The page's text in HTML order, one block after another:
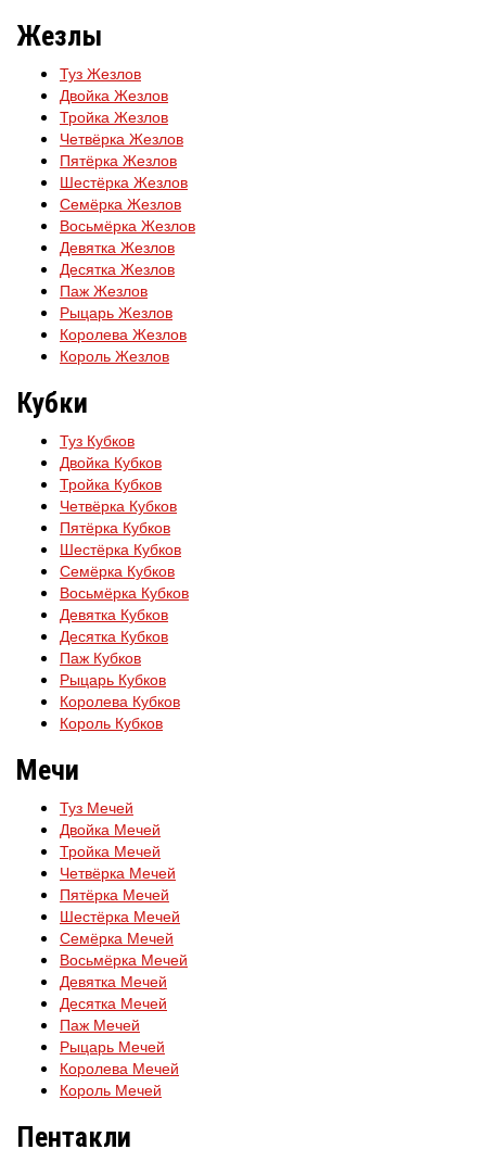
Жезлы
Туз Жезлов
Двойка Жезлов
Тройка Жезлов
Четвёрка Жезлов
Пятёрка Жезлов
Шестёрка Жезлов
Семёрка Жезлов
Восьмёрка Жезлов
Девятка Жезлов
Десятка Жезлов
Паж Жезлов
Рыцарь Жезлов
Королева Жезлов
Король Жезлов
Кубки
Туз Кубков
Двойка Кубков
Тройка Кубков
Четвёрка Кубков
Пятёрка Кубков
Шестёрка Кубков
Семёрка Кубков
Восьмёрка Кубков
Девятка Кубков
Десятка Кубков
Паж Кубков
Рыцарь Кубков
Королева Кубков
Король Кубков
Мечи
Туз Мечей
Двойка Мечей
Тройка Мечей
Четвёрка Мечей
Пятёрка Мечей
Шестёрка Мечей
Семёрка Мечей
Восьмёрка Мечей
Девятка Мечей
Десятка Мечей
Паж Мечей
Рыцарь Мечей
Королева Мечей
Король Мечей
Пентакли